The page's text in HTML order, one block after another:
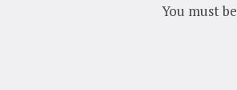
You must be